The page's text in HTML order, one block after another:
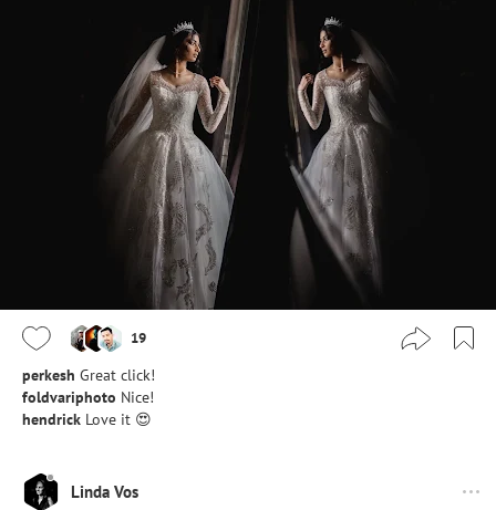
19
perkesh Great click!
foldvariphoto Nice!
hendrick Love it 😍
Linda Vos